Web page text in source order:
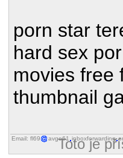
porn star
hard sex
movies free
thumbnail
Email: fl69 avgo61 inboxforwarding
Toto je